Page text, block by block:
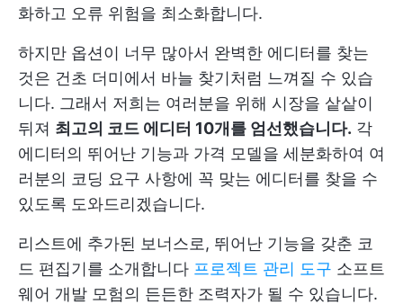
화하고 오류 위험을 최소화합니다.
하지만 옵션이 너무 많아서 완벽한 에디터를 찾는
것은 건초 더미에서 바늘 찾기처럼 느껴질 수 있습
니다. 그래서 저희는 여러분을 위해 시장을 샅샅이
뒤져 최고의 코드 에디터 10개를 엄선했습니다. 각
에디터의 뛰어난 기능과 가격 모델을 세분화하여 여
러분의 코딩 요구 사항에 꼭 맞는 에디터를 찾을 수
있도록 도와드리겠습니다.
리스트에 추가된 보너스로, 뛰어난 기능을 갖춘 코
드 편집기를 소개합니다 프로젝트 관리 도구 소프트
웨어 개발 모험의 든든한 조력자가 될 수 있습니다.